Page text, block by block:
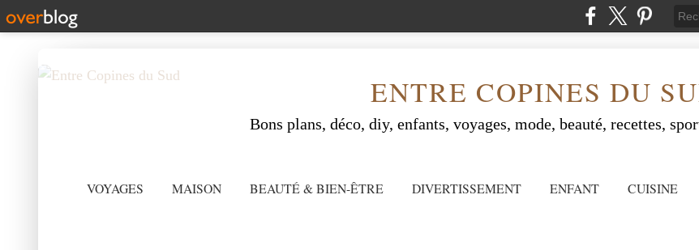
ENTRE COPINES DU
Bons plans, déco, diy, enfants, voyages, mode, beauté, recettes,
VOYAGES MAISON BEAUTÉ & BIEN-ÊTRE DIVERTISSEMENT ENFANT CUISINE